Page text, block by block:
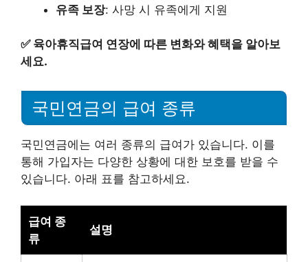
유족 보장: 사망 시 유족에게 지원
✅ 육아휴직급여 연장에 따른 변화와 혜택을 알아보
세요.
국민연금의 급여 종류
국민연금에는 여러 종류의 급여가 있습니다. 이를
통해 가입자는 다양한 상황에 대한 보호를 받을 수
있습니다. 아래 표를 참고하세요.
급여 종
류
설명